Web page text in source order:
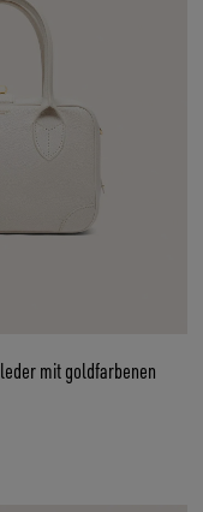
mit goldfarbenen